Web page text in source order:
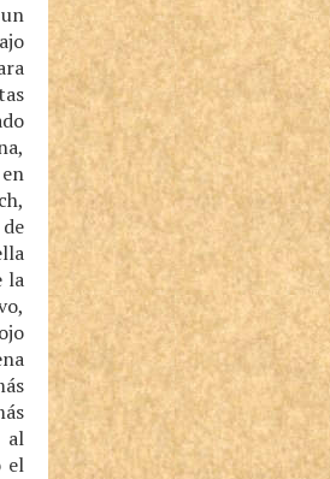
la
al
el